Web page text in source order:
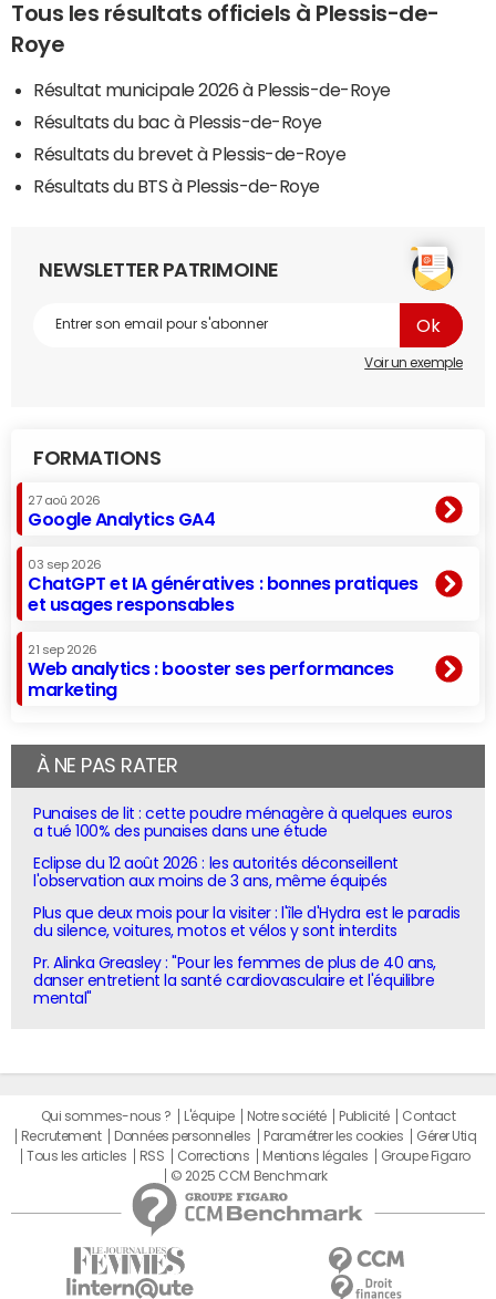
Tous les résultats officiels à Plessis-de-
Roye
Résultat municipale 2026 à Plessis-de-Roye
Résultats du bac à Plessis-de-Roye
Résultats du brevet à Plessis-de-Roye
Résultats du BTS à Plessis-de-Roye
NEWSLETTER PATRIMOINE
Voir un exemple
FORMATIONS
27 aoû 2026
Google Analytics GA4
03 sep 2026
ChatGPT et IA génératives : bonnes pratiques
et usages responsables
21 sep 2026
Web analytics : booster ses performances
marketing
À NE PAS RATER
Punaises de lit : cette poudre ménagère à quelques euros
a tué 100% des punaises dans une étude
Eclipse du 12 août 2026 : les autorités déconseillent
l'observation aux moins de 3 ans, même équipés
Plus que deux mois pour la visiter : l'île d'Hydra est le paradis
du silence, voitures, motos et vélos y sont interdits
Pr. Alinka Greasley : "Pour les femmes de plus de 40 ans,
danser entretient la santé cardiovasculaire et l'équilibre
mental"
Qui sommes-nous ? L'équipe Notre société Publicité
Contact
Recrutement
Données personnelles Paramétrer les cookies
Gérer Utiq
Tous les articles
RSS Corrections Mentions légales
Groupe Figaro
© 2025 CCM Benchmark